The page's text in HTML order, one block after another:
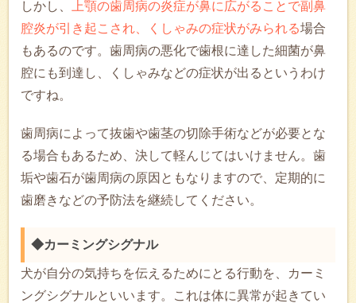
しかし、
上顎の歯周病の炎症が鼻に広がることで副鼻
腔炎が引き起こされ、くしゃみの症状がみられる場合
もあるのです。歯周病の悪化で歯根に達した細菌が鼻
腔にも到達し、くしゃみなどの症状が出るというわけ
ですね。
歯周病によって抜歯や歯茎の切除手術などが必要とな
る場合もあるため、決して軽んじてはいけません。歯
垢や歯石が歯周病の原因ともなりますので、定期的に
歯磨きなどの予防法を継続してください。
◆カーミングシグナル
犬が自分の気持ちを伝えるためにとる行動を、カーミ
ングシグナルといいます。これは体に異常が起きてい